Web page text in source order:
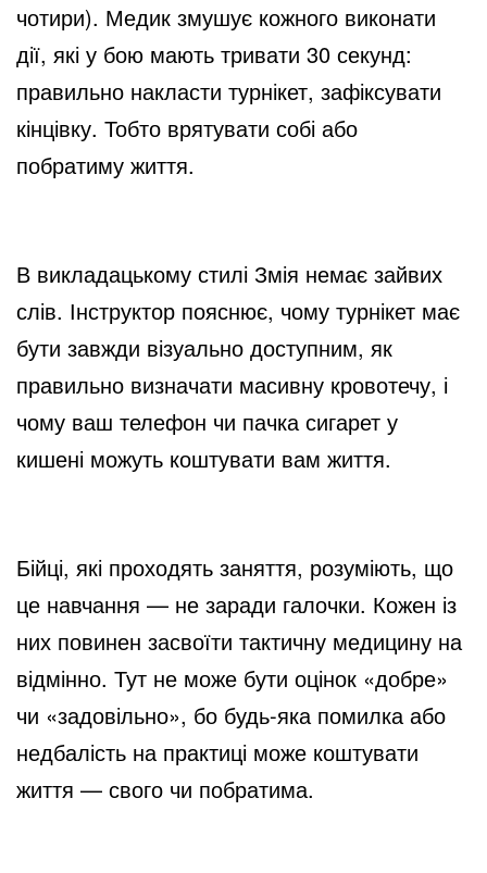
чотири). Медик змушує кожного виконати
дії, які у бою мають тривати 30 секунд:
правильно накласти турнікет, зафіксувати
кінцівку. Тобто врятувати собі або
побратиму життя.
В викладацькому стилі Змія немає зайвих
слів. Інструктор пояснює, чому турнікет має
бути завжди візуально доступним, як
правильно визначати масивну кровотечу, і
чому ваш телефон чи пачка сигарет у
кишені можуть коштувати вам життя.
Бійці, які проходять заняття, розуміють, що
це навчання — не заради галочки. Кожен із
них повинен засвоїти тактичну медицину на
відмінно. Тут не може бути оцінок «добре»
чи «задовільно», бо будь-яка помилка або
недбалість на практиці може коштувати
життя — свого чи побратима.